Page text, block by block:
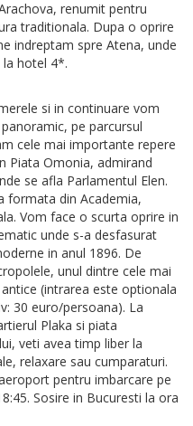
renumit pentru
traditionala. Dupa o oprire
indreptam spre Atena, unde
la hotel 4*.
si in continuare vom
pe parcursul
cele mai importante repere
Piata Omonia, admirand
se afla Parlamentul Elen.
formata din Academia,
Vom face o scurta oprire in
unde s-a desfasurat
in anul 1896. De
unul dintre cele mai
(intrarea este optionala
30 euro/persoana). La
Plaka si piata
veti avea timp liber la
relaxare sau cumparaturi.
pentru imbarcare pe
Sosire in Bucuresti la ora